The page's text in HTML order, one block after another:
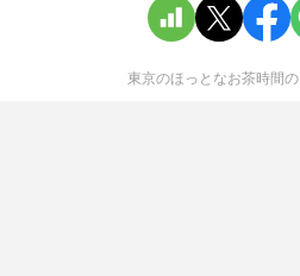
東京のほっとなお茶時間の